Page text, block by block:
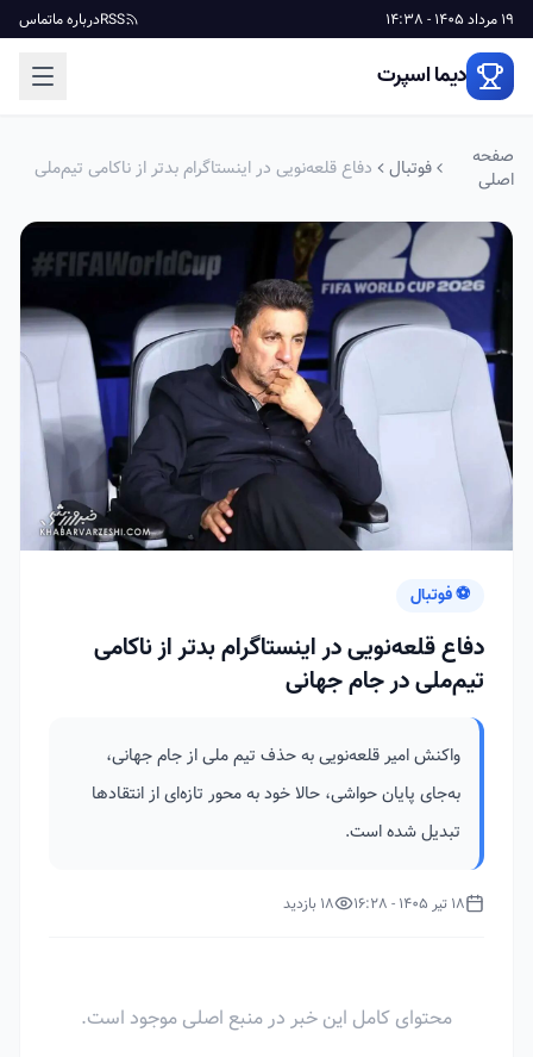
19 مرداد 1405 - 14:38 RSSدرباره ماتماس
دیما اسپرت
صفحه
اصلی
فوتبال
دفاع قلعه‌نویی در اینستاگرام بدتر از ناکامی تیم‌ملی
⚽ فوتبال
دفاع قلعه‌نویی در اینستاگرام بدتر از ناکامی
تیم‌ملی در جام جهانی
واکنش امیر قلعه‌نویی به حذف تیم ملی از جام جهانی،
به‌جای پایان حواشی، حالا خود به محور تازه‌ای از انتقادها
تبدیل شده است.
18 تیر 1405 - 16:28 18 بازدید
محتوای کامل این خبر در منبع اصلی موجود است.